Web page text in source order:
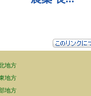
地方
地方
地方